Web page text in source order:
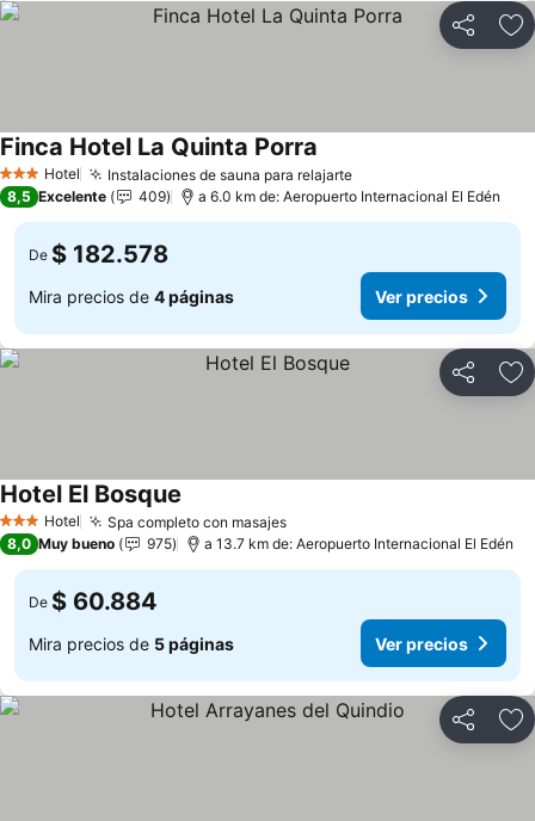
Compartir
3 Estrellas
Hotel Instalaciones de sauna para relajarte
Finca Hotel La Quinta Porra
8,5 Excelente 409 a 6.0 km de: Aeropuerto Internacional El Edén
De $ 182.578
Mira precios de 4 páginas Ver precios
Compartir
3 Estrellas
Hotel Spa completo con masajes
Hotel El Bosque
8,0 Muy bueno 975 a 13.7 km de: Aeropuerto Internacional El Edén
De $ 60.884
Mira precios de 5 páginas Ver precios
Compartir